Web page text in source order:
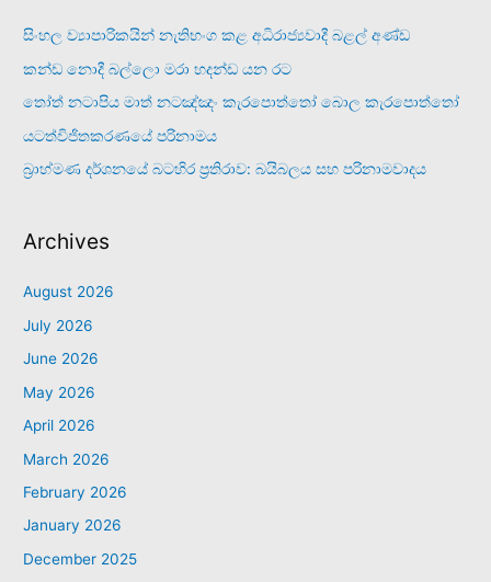
සිංහල ව්‍යාපාරිකයින් නැතිභංග කළ අධිරාජ්‍යවාදී බළල් අණ්ඩ
කන්ඩ නොදී බල්ලො මරා හදන්ඩ යන රට
තෝත් නටාපිය මාත් නටඤ්ඤං කැරපොත්තෝ බොල කැරපොත්තෝ
යටත්විජිතකරණයේ පරිනාමය
බ්‍රාහ්මණ දර්ශනයේ බටහිර ප්‍රතිරාව: බයිබලය සහ පරිනාමවාදය
Archives
August 2026
July 2026
June 2026
May 2026
April 2026
March 2026
February 2026
January 2026
December 2025